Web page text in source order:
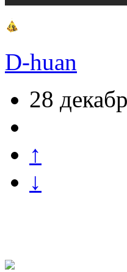
D-huan
28
↑
↓